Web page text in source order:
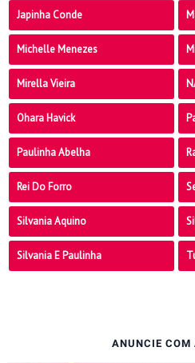
Japinha Conde
Michelle Menezes
Mirella Vieira
Ohara Havick
Paulinha Abelha
Rei Do Forro
Silvania Aquino
Silvania E Paulinha
ANUNCIE COM